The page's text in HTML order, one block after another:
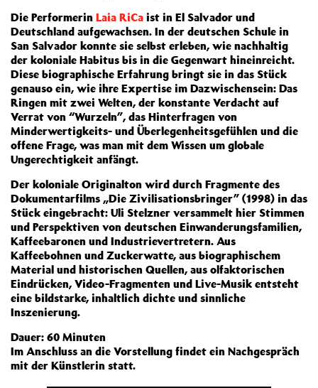
Die Performerin Laia RiCa ist in El Salvador und
Deutschland aufgewachsen. In der deutschen Schule in
San Salvador konnte sie selbst erleben, wie nachhaltig
der koloniale Habitus bis in die Gegenwart hineinreicht.
Diese biographische Erfahrung bringt sie in das Stück
genauso ein, wie ihre Expertise im Dazwischensein: Das
Ringen mit zwei Welten, der konstante Verdacht auf
Verrat von “Wurzeln”, das Hinterfragen von
Minderwertigkeits- und Überlegenheitsgefühlen und die
offene Frage, was man mit dem Wissen um globale
Ungerechtigkeit anfängt.
Der koloniale Originalton wird durch Fragmente des
Dokumentarfilms „Die Zivilisationsbringer” (1998) in das
Stück eingebracht: Uli Stelzner versammelt hier Stimmen
und Perspektiven von deutschen Einwanderungsfamilien,
Kaffeebaronen und Industrievertretern. Aus
Kaffeebohnen und Zuckerwatte, aus biographischem
Material und historischen Quellen, aus olfaktorischen
Eindrücken, Video-Fragmenten und Live-Musik entsteht
eine bildstarke, inhaltlich dichte und sinnliche
Inszenierung.
Dauer: 60 Minuten
Im Anschluss an die Vorstellung findet ein Nachgespräch
mit der Künstlerin statt.